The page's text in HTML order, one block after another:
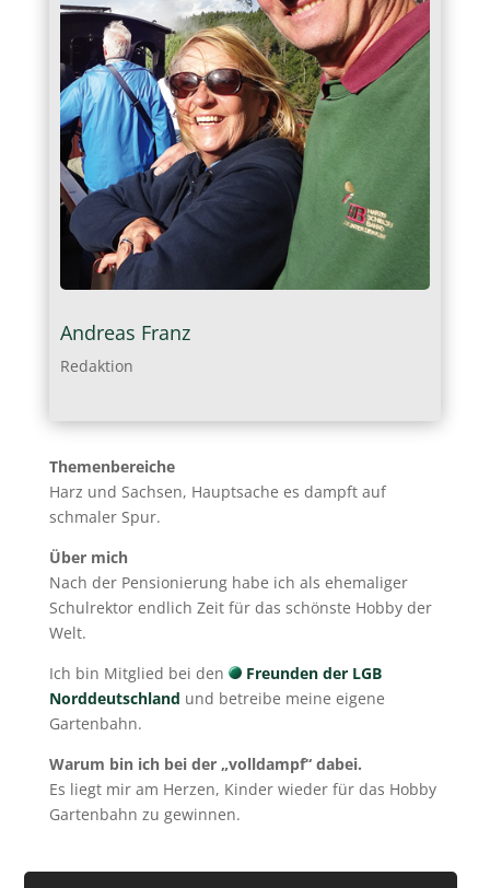
Andreas Franz
Redaktion
Themenbereiche
Harz und Sachsen, Hauptsache es dampft auf
schmaler Spur.
Über mich
Nach der Pensionierung habe ich als ehemaliger
Schulrektor endlich Zeit für das schönste Hobby der
Welt.
Ich bin Mitglied bei den
Freunden der LGB
Norddeutschland und betreibe meine eigene
Gartenbahn.
Warum bin ich bei der „volldampf“ dabei.
Es liegt mir am Herzen, Kinder wieder für das Hobby
Gartenbahn zu gewinnen.